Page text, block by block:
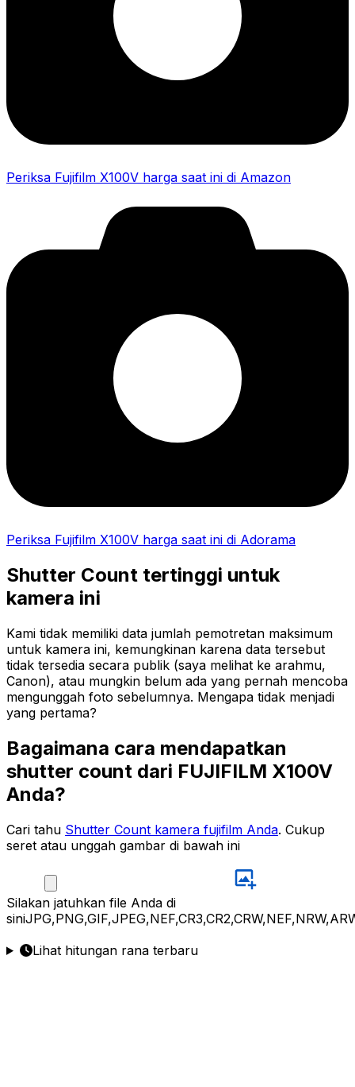
Periksa Fujifilm X100V harga saat ini di Amazon
Periksa Fujifilm X100V harga saat ini di Adorama
Shutter Count tertinggi untuk
kamera ini
Kami tidak memiliki data jumlah pemotretan maksimum
untuk kamera ini, kemungkinan karena data tersebut
tidak tersedia secara publik (saya melihat ke arahmu,
Canon), atau mungkin belum ada yang pernah mencoba
mengunggah foto sebelumnya. Mengapa tidak menjadi
yang pertama?
Bagaimana cara mendapatkan
shutter count dari FUJIFILM X100V
Anda?
Cari tahu Shutter Count kamera fujifilm Anda. Cukup
seret atau unggah gambar di bawah ini
Silakan jatuhkan file Anda di
sini
Lihat hitungan rana terbaru